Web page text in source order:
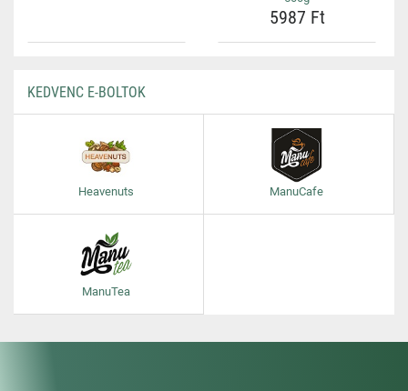
5987 Ft
KEDVENC E-BOLTOK
Heavenuts ManuCafe
ManuTea